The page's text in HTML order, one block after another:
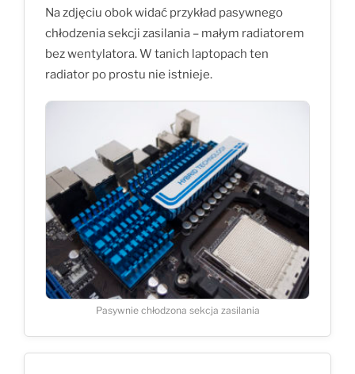
Na zdjęciu obok widać przykład pasywnego
chłodzenia sekcji zasilania – małym radiatorem
bez wentylatora. W tanich laptopach ten
radiator po prostu nie istnieje.
Pasywnie chłodzona sekcja zasilania